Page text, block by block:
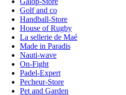
Golf and co
Handball-Store
House of Rugby
La sellerie de Maé
Made in Paradis
Nauti-wave
On-Fight
Padel-Expert
Pecheur-Store
Pet and Garden